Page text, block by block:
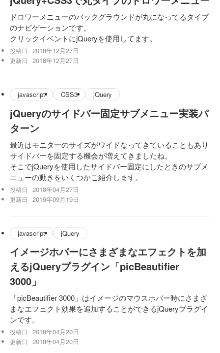
ドロワーメニューのバックグラウンドが丸になってるタイプ
のナビゲーションです。
クリックイベントにjQueryを使用してます。
投稿日 2018年12月27日
更新日 2018年12月27日
javascript CSS3 jQuery
jQueryのサイドバー固定サブメニュー実装パ
ターン
最近はモニターのサイズがワイドなってきていることもあり
サイドバーを固定する機会が増えてきましたね。
そこでjQueryを使用したサイドバー固定にしたときのサブメ
ニューの動きをいくつかご紹介します。
投稿日 2018年04月27日
更新日 2019年09月19日
javascript jQuery
イメージホバーにさまざまなエフェクトを加
えるjQueryプラグイン「picBeautifier
3000」
「picBeautifier 3000」はイメージのマウスホバー時にさまざ
まなエフェクト効果を追加することができるjQueryプラグイ
ンです。
投稿日 2018年04月20日
更新日 2018年04月20日